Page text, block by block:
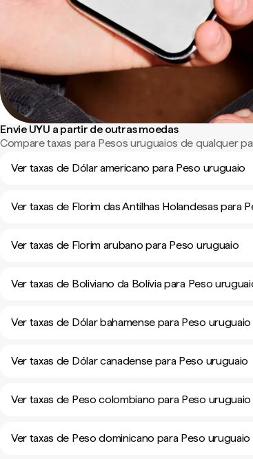
Envie UYU a partir de outras moedas
Compare taxas para Pesos uruguaios de qualquer
Ver taxas de Dólar americano para Peso uruguaio
Ver taxas de Florim das Antilhas Holandesas para
Ver taxas de Florim arubano para Peso uruguaio
Ver taxas de Boliviano da Bolívia para Peso
Ver taxas de Dólar bahamense para Peso uruguaio
Ver taxas de Dólar canadense para Peso uruguaio
Ver taxas de Peso colombiano para Peso uruguaio
Ver taxas de Peso dominicano para Peso uruguaio